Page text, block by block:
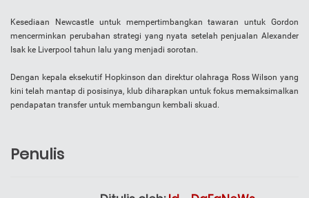
Kesediaan Newcastle untuk mempertimbangkan tawaran untuk Gordon
mencerminkan perubahan strategi yang nyata setelah penjualan Alexander
Isak ke Liverpool tahun lalu yang menjadi sorotan.
Dengan kepala eksekutif Hopkinson dan direktur olahraga Ross Wilson yang
kini telah mantap di posisinya, klub diharapkan untuk fokus memaksimalkan
pendapatan transfer untuk membangun kembali skuad.
Penulis